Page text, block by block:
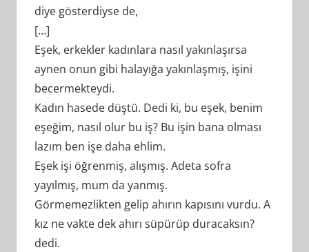
diye gösterdiyse de,
[…]
Eşek, erkekler kadınlara nasıl yakınlaşırsa
aynen onun gibi halayığa yakınlaşmış, işini
becermekteydi.
Kadın hasede düştü. Dedi ki, bu eşek, benim
eşeğim, nasıl olur bu iş? Bu işin bana olması
lazım ben işe daha ehlim.
Eşek işi öğrenmiş, alışmış. Adeta sofra
yayılmış, mum da yanmış.
Görmemezlikten gelip ahırın kapısını vurdu. A
kız ne vakte dek ahırı süpürüp duracaksın?
dedi.